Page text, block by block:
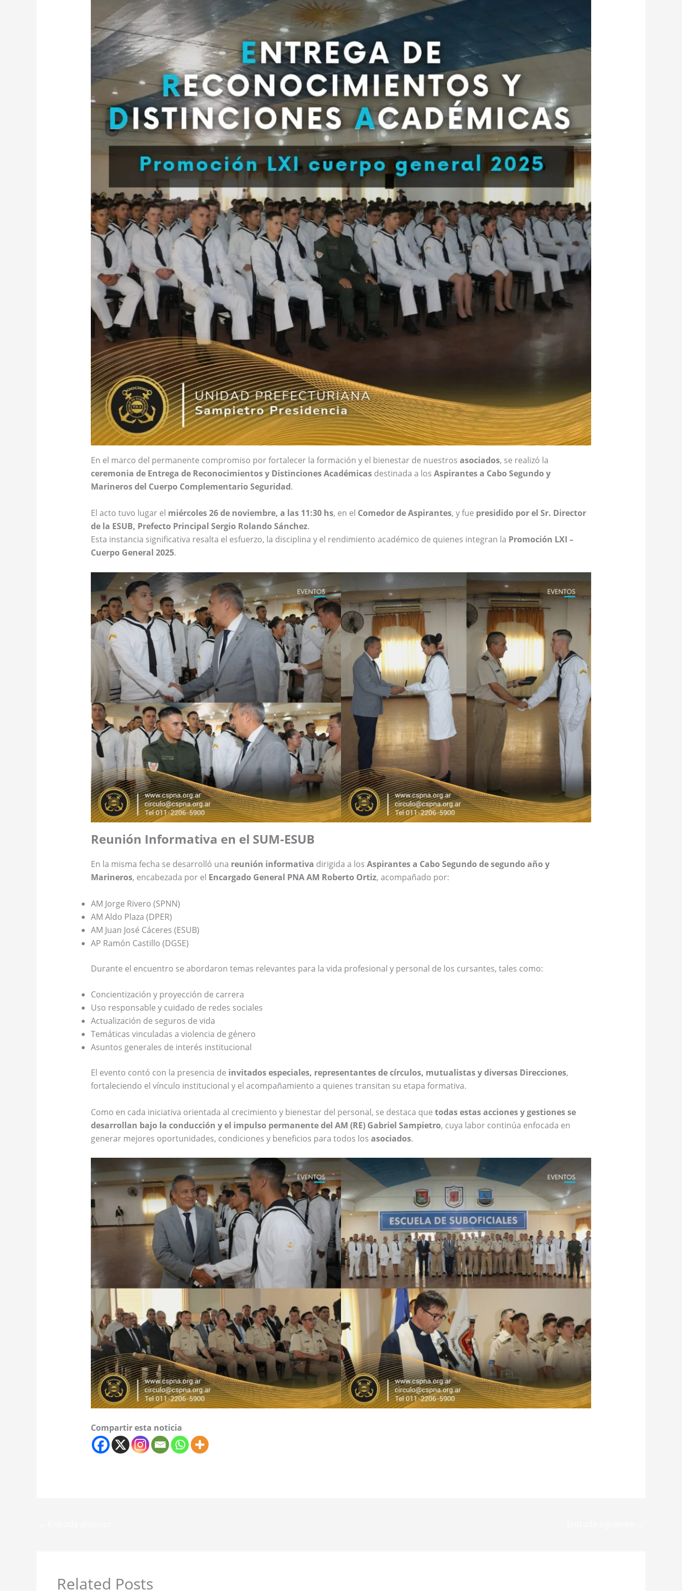
En el marco del permanente compromiso por fortalecer la formación y el bienestar de nuestros asociados, se realizó la
ceremonia de Entrega de Reconocimientos y Distinciones Académicasdestinada a los Aspirantes a Cabo Segundo y
Marineros del Cuerpo Complementario Seguridad.
El acto tuvo lugar el miércoles 26 de noviembre, a las 11:30 hs, en el Comedor de Aspirantes, y fue presidido por el Sr. Director
de la ESUB, Prefecto Principal Sergio Rolando Sánchez.
Esta instancia significativa resalta el esfuerzo, la disciplina y el rendimiento académico de quienes integran la Promoción LXI –
Cuerpo General 2025.
Reunión Informativa en el SUM-ESUB
En la misma fecha se desarrolló una reunión informativa dirigida a los Aspirantes a Cabo Segundo de segundo año y
Marineros, encabezada por el Encargado General PNA AM Roberto Ortiz, acompañado por:
AM Jorge Rivero (SPNN)
AM Aldo Plaza (DPER)
AM Juan José Cáceres (ESUB)
AP Ramón Castillo (DGSE)
Durante el encuentro se abordaron temas relevantes para la vida profesional y personal de los cursantes, tales como:
Concientización y proyección de carrera
Uso responsable y cuidado de redes sociales
Actualización de seguros de vida
Temáticas vinculadas a violencia de género
Asuntos generales de interés institucional
El evento contó con la presencia de invitados especiales, representantes de círculos, mutualistas y diversas Direcciones,
fortaleciendo el vínculo institucional y el acompañamiento a quienes transitan su etapa formativa.
Como en cada iniciativa orientada al crecimiento y bienestar del personal, se destaca que todas estas acciones y gestiones se
desarrollan bajo la conducción y el impulso permanente del AM (RE) Gabriel Sampietro, cuya labor continúa enfocada en
generar mejores oportunidades, condiciones y beneficios para todos los asociados.
Compartir esta noticia
Related Posts